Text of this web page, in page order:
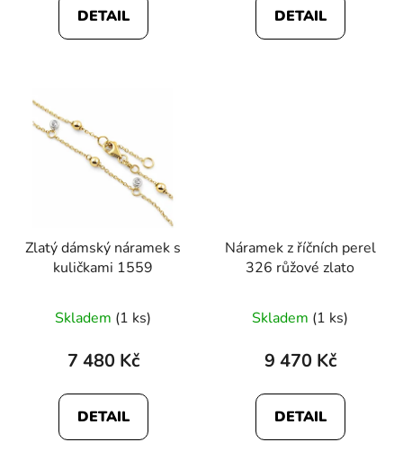
DETAIL DETAIL
Zlatý dámský náramek s
kuličkami 1559
hodnocení
produktu
5,0
z
Skladem (1 ks)
7 480 Kč
DETAIL
Náramek z říčních perel
326 růžové zlato
Skladem (1 ks)
9 470 Kč
DETAIL